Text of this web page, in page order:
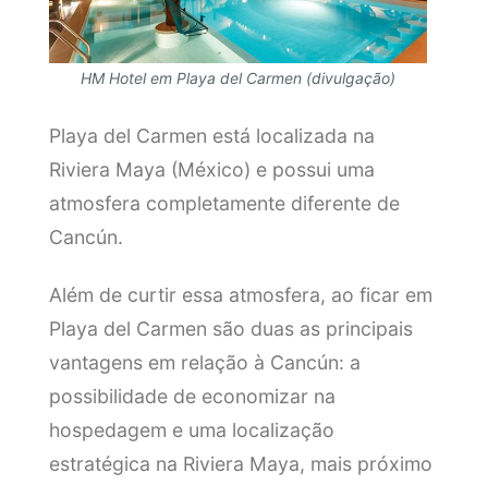
HM Hotel em Playa del Carmen (divulgação)
Playa del Carmen está localizada na
Riviera Maya (México) e possui uma
atmosfera completamente diferente de
Cancún.
Além de curtir essa atmosfera, ao ficar em
Playa del Carmen são duas as principais
vantagens em relação à Cancún: a
possibilidade de economizar na
hospedagem e uma localização
estratégica na Riviera Maya, mais próximo